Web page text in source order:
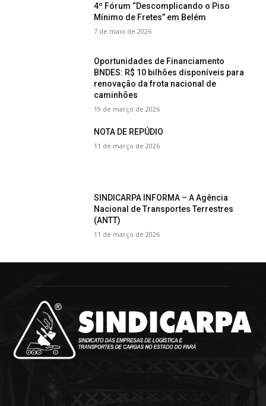
4º Fórum “Descomplicando o Piso
Mínimo de Fretes” em Belém
7 de maio de 2026
Oportunidades de Financiamento
BNDES: R$ 10 bilhões disponíveis para
renovação da frota nacional de
caminhões
19 de março de 2026
NOTA DE REPÚDIO
11 de março de 2026
SINDICARPA INFORMA – A Agência
Nacional de Transportes Terrestres
(ANTT)
11 de março de 2026